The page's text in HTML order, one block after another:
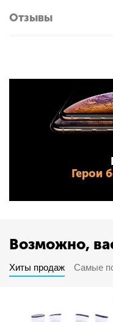
Отзывы
Герои
Возможно,
Хиты продаж Самые